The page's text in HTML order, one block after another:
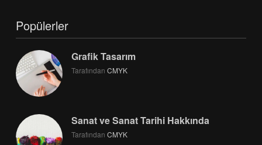
Popülerler
Grafik Tasarım
Tarafından CMYK
Sanat ve Sanat Tarihi Hakkında
Tarafından CMYK